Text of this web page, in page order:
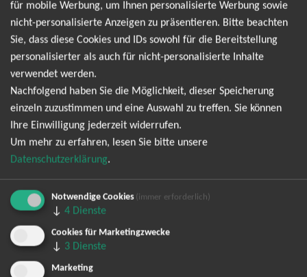
Ich möchte den regelmäßig erscheinenden Newsletter
abonnieren und bin daher mit einer Speicherung meiner E-
Mail-Adresse zum Zweck der Zustellung des Newsletters
entsprechend der
Datenschutzerklärung
Bereits angemeldet? Hier können Sie sich abmelden ...
für mobile Werbung, um Ihnen personalisierte Werbung sowie
nicht-personalisierte Anzeigen zu präsentieren. Bitte beachten
Sie, dass diese Cookies und IDs sowohl für die Bereitstellung
personalisierter als auch für nicht-personalisierte Inhalte
verwendet werden.
Nachfolgend haben Sie die Möglichkeit, dieser Speicherung
einzeln zuzustimmen und eine Auswahl zu treffen. Sie können
Ihre Einwilligung jederzeit widerrufen.
Um mehr zu erfahren, lesen Sie bitte unsere
Datenschutzerklärung.
Notwendige Cookies (immer erforderlich)
↓ 4 Dienste
Cookies für Marketingzwecke
↓ 3 Dienste
Marketing